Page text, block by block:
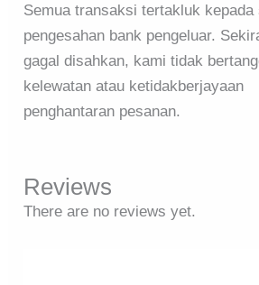
Semua transaksi tertakluk kepada
pengesahan bank pengeluar.
gagal disahkan, kami tidak
kelewatan atau ketidakberjayaan
penghantaran pesanan.
Reviews
There are no reviews yet.